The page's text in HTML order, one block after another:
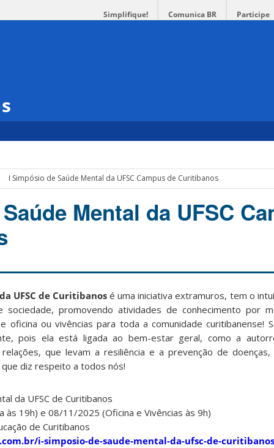
Simplifique! Comunica BR Participe
I Simpósio de Saúde Mental da UFSC Campus de Curitibanos
Mental da UFSC
UFSC de Curitibanosé uma iniciativa extramuros, tem o
promovendo atividades de conhecimento por
oficina ou vivências para toda a comunidade curitibanense!
pois ela está ligada ao bem-estar geral, como a
que levam a resiliência e a prevenção de
diz respeito a todos nós!
da UFSC de Curitibanos
19h) e 08/11/2025 (Oficina e Vivências às 9h)
de Curitibanos
i-simposio-de-saude-mental-da-ufsc-de-